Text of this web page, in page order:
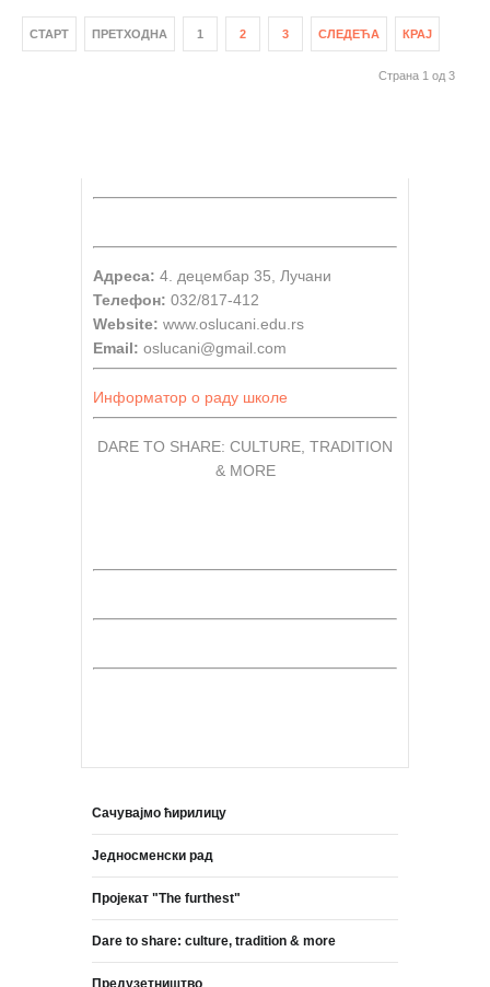
СТАРТ ПРЕТХОДНА 1 2 3 СЛЕДЕЋА КРАЈ
Страна 1 од 3
Адреса: 4. децембар 35, Лучани
Телефон: 032/817-412
Website: www.oslucani.edu.rs
Email: oslucani@gmail.com
Информатор о раду школе
DARE TO SHARE: CULTURE, TRADITION
& MORE
Сачувајмо ћирилицу
Једносменски рад
Пројекат "The furthest"
Dare to share: culture, tradition & more
Предузетништво